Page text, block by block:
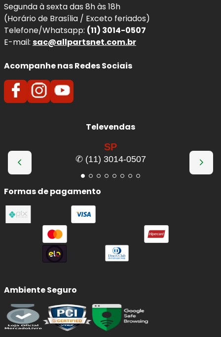
Segunda à sexta das 8h às 18h
(Horário de Brasília / Exceto feriados)
Telefone/Whatsapp: (11) 3014-0507
E-mail: sac@allpartsnet.com.br
Acompanhe nas Redes Sociais
Televendas
SP
✆ (11) 3014-0507
Formas de pagamento
Ambiente Seguro